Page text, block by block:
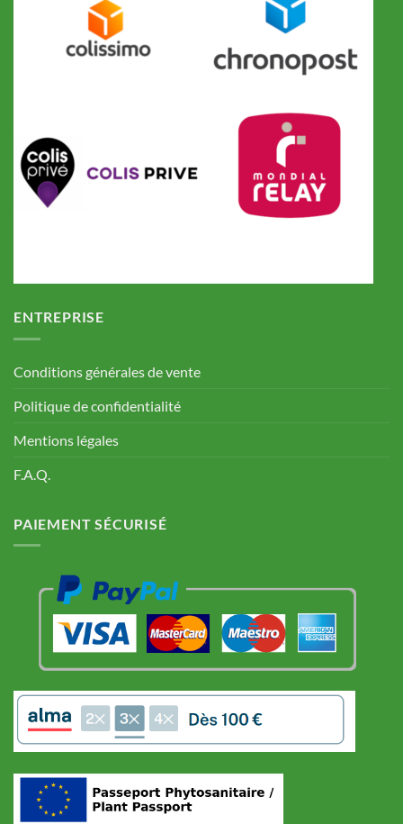
ENTREPRISE
Conditions générales de vente
Politique de confidentialité
Mentions légales
F.A.Q.
PAIEMENT SÉCURISÉ